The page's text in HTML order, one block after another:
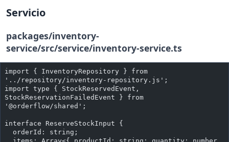
Servicio
packages/inventory-
service/src/service/inventory-service.ts
import { InventoryRepository } from
'../repository/inventory-repository.js';
import type { StockReservedEvent,
StockReservationFailedEvent } from
'@orderflow/shared';
interface ReserveStockInput {
  orderId: string;